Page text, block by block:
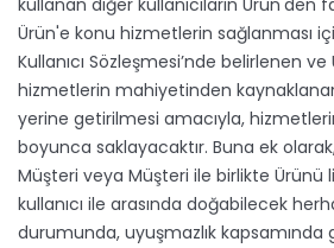
kullanan diğer kullanıcıların Ürün'den
Ürün'e konu hizmetlerin sağlanması
Kullanıcı Sözleşmesi’nde belirlenen ve
hizmetlerin mahiyetinden
yerine getirilmesi amacıyla,
boyunca saklayacaktır. Buna ek
Müşteri veya Müşteri ile birlikte Ürünü
kullanıcı ile arasında doğabilecek
durumunda, uyuşmazlık kapsamında